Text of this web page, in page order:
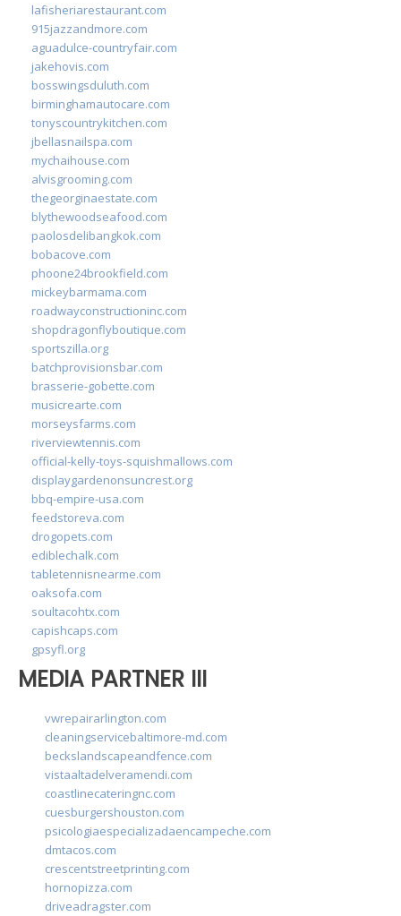
lafisheriarestaurant.com
915jazzandmore.com
aguadulce-countryfair.com
jakehovis.com
bosswingsduluth.com
birminghamautocare.com
tonyscountrykitchen.com
jbellasnailspa.com
mychaihouse.com
alvisgrooming.com
thegeorginaestate.com
blythewoodseafood.com
paolosdelibangkok.com
bobacove.com
phoone24brookfield.com
mickeybarmama.com
roadwayconstructioninc.com
shopdragonflyboutique.com
sportszilla.org
batchprovisionsbar.com
brasserie-gobette.com
musicrearte.com
morseysfarms.com
riverviewtennis.com
official-kelly-toys-squishmallows.com
displaygardenonsuncrest.org
bbq-empire-usa.com
feedstoreva.com
drogopets.com
ediblechalk.com
tabletennisnearme.com
oaksofa.com
soultacohtx.com
capishcaps.com
gpsyfl.org
MEDIA PARTNER III
vwrepairarlington.com
cleaningservicebaltimore-md.com
beckslandscapeandfence.com
vistaaltadelveramendi.com
coastlinecateringnc.com
cuesburgershouston.com
psicologiaespecializadaencampeche.com
dmtacos.com
crescentstreetprinting.com
hornopizza.com
driveadragster.com